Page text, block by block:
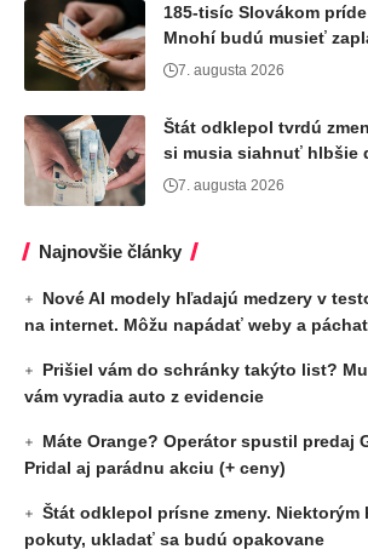
185-tisíc Slovákom
Mnohí budú musieť
7. augusta 2026
Štát odklepol tvrdú
si musia siahnuť hlbšie
7. augusta 2026
Najnovšie články
Nové AI modely hľadajú medzery v
na internet. Môžu napádať weby a
Prišiel vám do schránky takýto list?
vám vyradia auto z evidencie
Máte Orange? Operátor spustil predaj
Pridal aj parádnu akciu (+ ceny)
Štát odklepol prísne zmeny. Niektorým
pokuty, ukladať sa budú opakovane